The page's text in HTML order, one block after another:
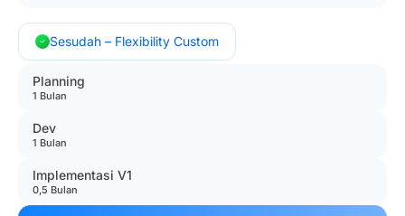
Sesudah – Flexibility Custom
Planning
1 Bulan
Dev
1 Bulan
Implementasi V1
0,5 Bulan